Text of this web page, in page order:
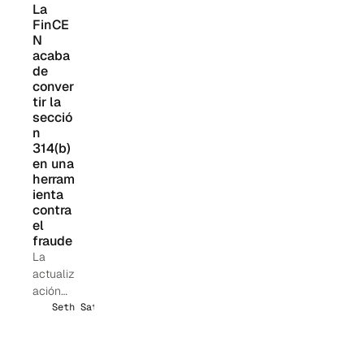
La
FinCE
N
acaba
de
conver
tir la
secció
n
314(b)
en una
herram
ienta
contra
el
fraude
La
actualiz
ación
de junio
Seth Sattler